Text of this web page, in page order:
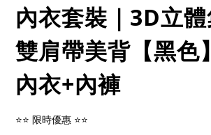
內衣套裝｜3D立體
雙肩帶美背【黑色
內衣+內褲
⭐⭐ 限時優惠 ⭐⭐